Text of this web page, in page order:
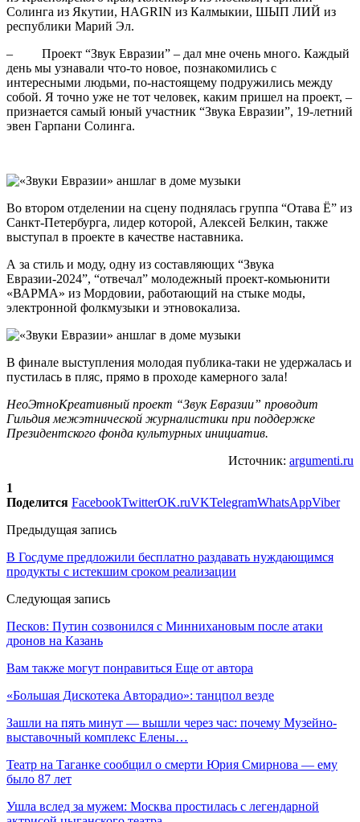
Солинга из Якутии, HAGRIN из Калмыкии, ШЫП ЛИЙ из
республики Марий Эл.
– Проект “Звук Евразии” – дал мне очень много. Каждый
день мы узнавали что-то новое, познакомились с
интересными людьми, по-настоящему подружились между
собой. Я точно уже не тот человек, каким пришел на проект, –
признается самый юный участник “Звука Евразии”, 19-летний
эвен Гарпани Солинга.
Во втором отделении на сцену поднялась группа “Отава Ё” из
Санкт-Петербурга, лидер которой, Алексей Белкин, также
выступал в проекте в качестве наставника.
А за стиль и моду, одну из составляющих “Звука
Евразии-2024”, “отвечал” молодежный проект-комьюнити
«ВАРМА» из Мордовии, работающий на стыке моды,
электронной фолкмузыки и этновокализа.
В финале выступления молодая публика-таки не удержалась и
пустилась в пляс, прямо в проходе камерного зала!
НеоЭтноКреативный проект “Звук Евразии” проводит
Гильдия межэтнической журналистики при поддержке
Президентского фонда культурных инициатив.
Источник: argumenti.ru
1
Поделится FacebookTwitterOK.ruVKTelegramWhatsAppViber
Предыдущая запись
В Госдуме предложили бесплатно раздавать нуждающимся
продукты с истекшим сроком реализации
Следующая запись
Песков: Путин созвонился с Миннихановым после атаки
дронов на Казань
Вам также могут понравиться Еще от автора
«Большая Дискотека Авторадио»: танцпол везде
Зашли на пять минут — вышли через час: почему Музейно-
выставочный комплекс Елены…
Театр на Таганке сообщил о смерти Юрия Смирнова — ему
было 87 лет
Ушла вслед за мужем: Москва простилась с легендарной